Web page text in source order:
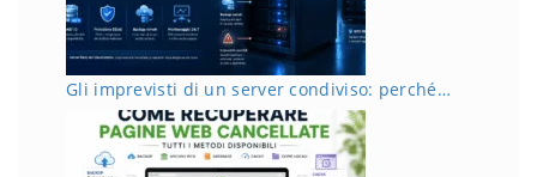
Gli imprevisti di un server condiviso: perché…